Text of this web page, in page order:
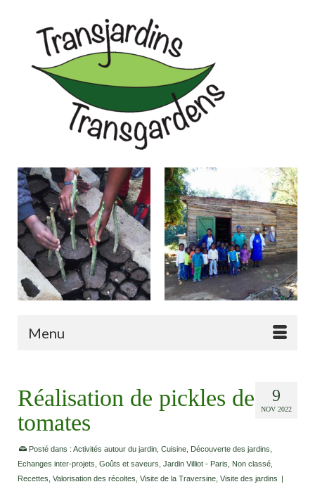
Menu
9
NOV 2022
Réalisation de pickles de
tomates
Posté dans : Activités autour du jardin Cuisine Découverte des jardins
Echanges inter-projets Goûts et saveurs Jardin Villiot - Paris Non classé
Recettes Valorisation des récoltes Visite de la Traversine Visite des jardins |